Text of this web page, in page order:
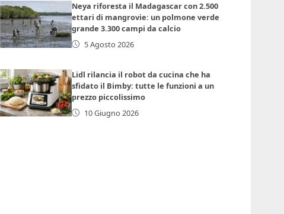
Neya riforesta il Madagascar con 2.500
ettari di mangrovie: un polmone verde
grande 3.300 campi da calcio
5 Agosto 2026
Lidl rilancia il robot da cucina che ha
sfidato il Bimby: tutte le funzioni a un
prezzo piccolissimo
10 Giugno 2026